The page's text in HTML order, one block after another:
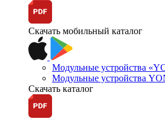
Скачать мобильный каталог
Модульные устройства
Модульные устройства
Скачать каталог